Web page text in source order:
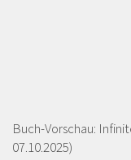
Buch-Vorschau:
07.10.2025)